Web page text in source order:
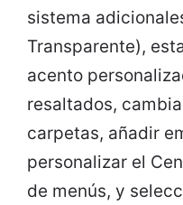
sistema
Transparente),
acento
resaltados,
carpetas, añadir
personalizar el
de menús, y